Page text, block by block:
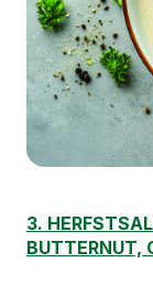
3.
BUTTERNUT,